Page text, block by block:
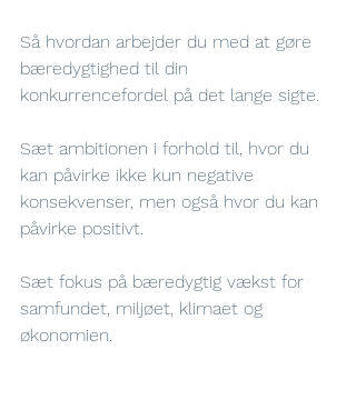
Så hvordan arbejder du med at gøre
bæredygtighed til din
konkurrencefordel på det lange sigte.
Sæt ambitionen i forhold til, hvor du
kan påvirke ikke kun negative
konsekvenser, men også hvor du kan
påvirke positivt.
Sæt fokus på bæredygtig vækst for
samfundet, miljøet, klimaet og
økonomien.